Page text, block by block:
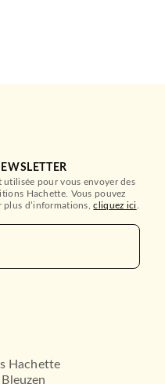
utilisée pour vous envoyer des
Hachette. Vous pouvez
plus d’informations,cliquez ici
Hachette